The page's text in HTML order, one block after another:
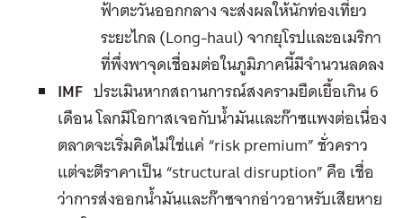
ฟ้าตะวันออกกลาง จะส่งผลให้นักท่องเที่ยว
ระยะไกล (Long-haul) จากยุโรปและอเมริกา
ที่พึ่งพาจุดเชื่อมต่อในภูมิภาคนี้มีจำนวนลดลง
IMF ประเมินหากสถานการณ์สงครามยืดเยื้อเกิน 6
เดือน โลกมีโอกาสเจอกับน้ำมันและก๊าซแพงต่อเนื่อง
ตลาดจะเริ่มคิดไม่ใช่แค่ “risk premium” ชั่วคราว
แต่จะตีราคาเป็น “structural disruption” คือ เชื่อ
ว่าการส่งออกน้ำมันและก๊าซจากอ่าวอาหรับเสียหาย